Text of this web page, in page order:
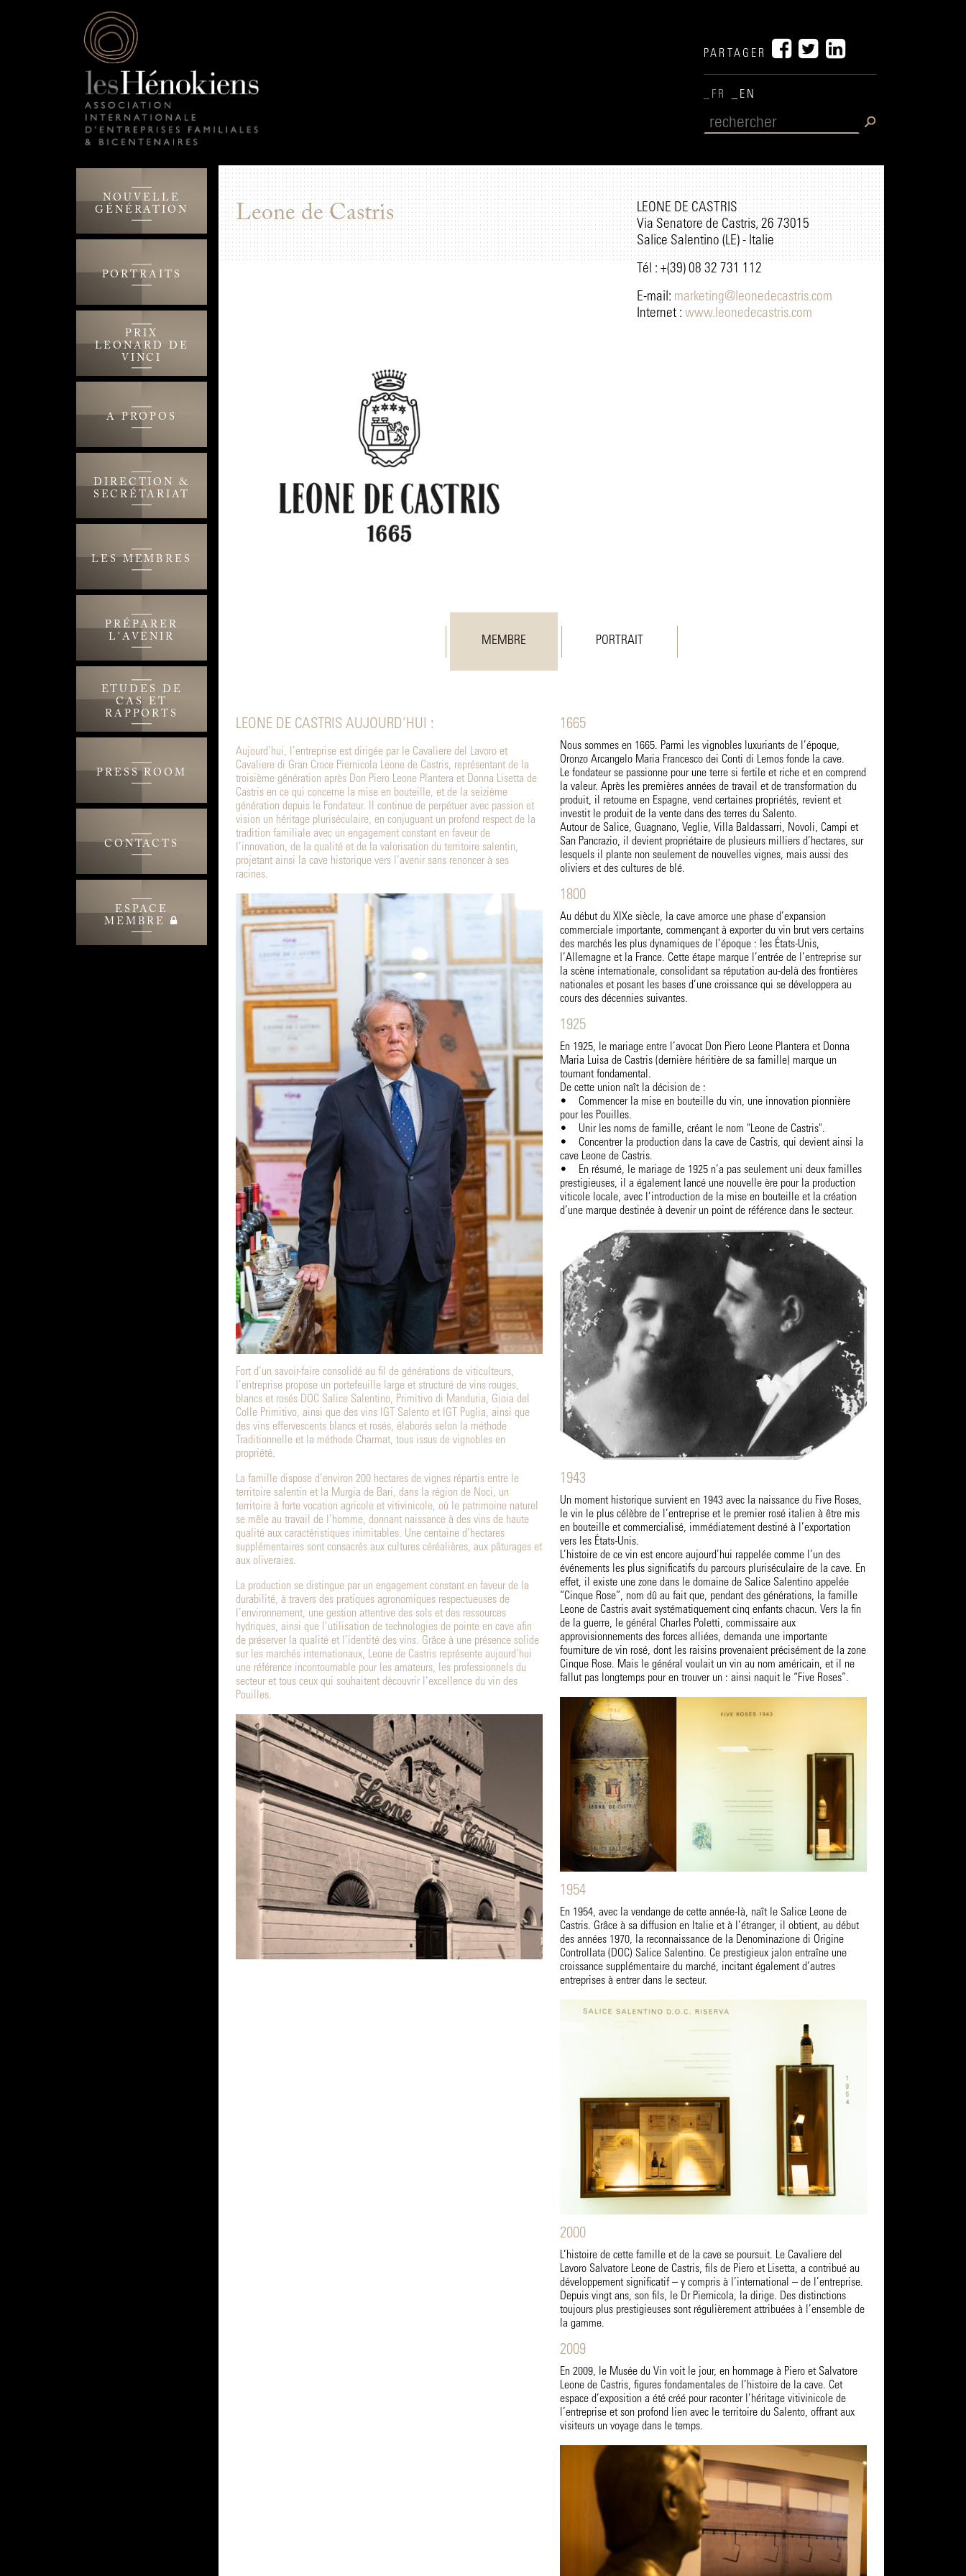
PARTAGER
_FR _EN
NOUVELLE
GÉNÉRATION
PORTRAITS
PRIX
LEONARD DE
VINCI
A PROPOS
DIRECTION &
SECRÉTARIAT
LES MEMBRES
PRÉPARER
L'AVENIR
ETUDES DE
CAS ET
RAPPORTS
PRESS ROOM
CONTACTS
ESPACE
MEMBRE
Leone de Castris
LEONE DE CASTRIS
Via Senatore de Castris, 26 73015
Salice Salentino (LE) - Italie
Tél : +(39) 08 32 731 112
E-mail: marketing@leonedecastris.com
Internet : www.leonedecastris.com
MEMBRE PORTRAIT
LEONE DE CASTRIS AUJOURD’HUI :
Aujourd’hui, l’entreprise est dirigée par le Cavaliere del Lavoro et
Cavaliere di Gran Croce Piernicola Leone de Castris, représentant de la
troisième génération après Don Piero Leone Plantera et Donna Lisetta de
Castris en ce qui concerne la mise en bouteille, et de la seizième
génération depuis le Fondateur. Il continue de perpétuer avec passion et
vision un héritage pluriséculaire, en conjuguant un profond respect de la
tradition familiale avec un engagement constant en faveur de
l’innovation, de la qualité et de la valorisation du territoire salentin,
projetant ainsi la cave historique vers l’avenir sans renoncer à ses
racines.
Fort d’un savoir-faire consolidé au fil de générations de viticulteurs,
l’entreprise propose un portefeuille large et structuré de vins rouges,
blancs et rosés DOC Salice Salentino, Primitivo di Manduria, Gioia del
Colle Primitivo, ainsi que des vins IGT Salento et IGT Puglia, ainsi que
des vins effervescents blancs et rosés, élaborés selon la méthode
Traditionnelle et la méthode Charmat, tous issus de vignobles en
propriété.
La famille dispose d’environ 200 hectares de vignes répartis entre le
territoire salentin et la Murgia de Bari, dans la région de Noci, un
territoire à forte vocation agricole et vitivinicole, où le patrimoine naturel
se mêle au travail de l’homme, donnant naissance à des vins de haute
qualité aux caractéristiques inimitables. Une centaine d’hectares
supplémentaires sont consacrés aux cultures céréalières, aux pâturages et
aux oliveraies.
La production se distingue par un engagement constant en faveur de la
durabilité, à travers des pratiques agronomiques respectueuses de
l’environnement, une gestion attentive des sols et des ressources
hydriques, ainsi que l’utilisation de technologies de pointe en cave afin
de préserver la qualité et l’identité des vins. Grâce à une présence solide
sur les marchés internationaux, Leone de Castris représente aujourd’hui
une référence incontournable pour les amateurs, les professionnels du
secteur et tous ceux qui souhaitent découvrir l’excellence du vin des
Pouilles.
1665
Nous sommes en 1665. Parmi les vignobles luxuriants de l’époque,
Oronzo Arcangelo Maria Francesco dei Conti di Lemos fonde la cave.
Le fondateur se passionne pour une terre si fertile et riche et en comprend
la valeur. Après les premières années de travail et de transformation du
produit, il retourne en Espagne, vend certaines propriétés, revient et
investit le produit de la vente dans des terres du Salento.
Autour de Salice, Guagnano, Veglie, Villa Baldassarri, Novoli, Campi et
San Pancrazio, il devient propriétaire de plusieurs milliers d’hectares, sur
lesquels il plante non seulement de nouvelles vignes, mais aussi des
oliviers et des cultures de blé.
1800
Au début du XIXe siècle, la cave amorce une phase d’expansion
commerciale importante, commençant à exporter du vin brut vers certains
des marchés les plus dynamiques de l’époque : les États-Unis,
l’Allemagne et la France. Cette étape marque l’entrée de l’entreprise sur
la scène internationale, consolidant sa réputation au-delà des frontières
nationales et posant les bases d’une croissance qui se développera au
cours des décennies suivantes.
1925
En 1925, le mariage entre l’avocat Don Piero Leone Plantera et Donna
Maria Luisa de Castris (dernière héritière de sa famille) marque un
tournant fondamental.
De cette union naît la décision de :
• Commencer la mise en bouteille du vin, une innovation pionnière
pour les Pouilles.
• Unir les noms de famille, créant le nom "Leone de Castris".
• Concentrer la production dans la cave de Castris, qui devient ainsi la
cave Leone de Castris.
• En résumé, le mariage de 1925 n’a pas seulement uni deux familles
prestigieuses, il a également lancé une nouvelle ère pour la production
viticole locale, avec l’introduction de la mise en bouteille et la création
d’une marque destinée à devenir un point de référence dans le secteur.
1943
Un moment historique survient en 1943 avec la naissance du Five Roses,
le vin le plus célèbre de l’entreprise et le premier rosé italien à être mis
en bouteille et commercialisé, immédiatement destiné à l’exportation
vers les États-Unis.
L’histoire de ce vin est encore aujourd’hui rappelée comme l’un des
événements les plus significatifs du parcours pluriséculaire de la cave. En
effet, il existe une zone dans le domaine de Salice Salentino appelée
“Cinque Rose”, nom dû au fait que, pendant des générations, la famille
Leone de Castris avait systématiquement cinq enfants chacun. Vers la fin
de la guerre, le général Charles Poletti, commissaire aux
approvisionnements des forces alliées, demanda une importante
fourniture de vin rosé, dont les raisins provenaient précisément de la zone
Cinque Rose. Mais le général voulait un vin au nom américain, et il ne
fallut pas longtemps pour en trouver un : ainsi naquit le “Five Roses”.
1954
En 1954, avec la vendange de cette année-là, naît le Salice Leone de
Castris. Grâce à sa diffusion en Italie et à l’étranger, il obtient, au début
des années 1970, la reconnaissance de la Denominazione di Origine
Controllata (DOC) Salice Salentino. Ce prestigieux jalon entraîne une
croissance supplémentaire du marché, incitant également d’autres
entreprises à entrer dans le secteur.
2000
L’histoire de cette famille et de la cave se poursuit. Le Cavaliere del
Lavoro Salvatore Leone de Castris, fils de Piero et Lisetta, a contribué au
développement significatif – y compris à l’international – de l’entreprise.
Depuis vingt ans, son fils, le Dr Piernicola, la dirige. Des distinctions
toujours plus prestigieuses sont régulièrement attribuées à l’ensemble de
la gamme.
2009
En 2009, le Musée du Vin voit le jour, en hommage à Piero et Salvatore
Leone de Castris, figures fondamentales de l’histoire de la cave. Cet
espace d’exposition a été créé pour raconter l’héritage vitivinicole de
l’entreprise et son profond lien avec le territoire du Salento, offrant aux
visiteurs un voyage dans le temps.